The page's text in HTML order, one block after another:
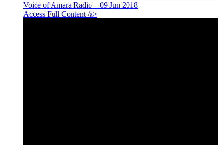
Voice of Amara Radio – 09 Jun 2018
Access Full Content /a>